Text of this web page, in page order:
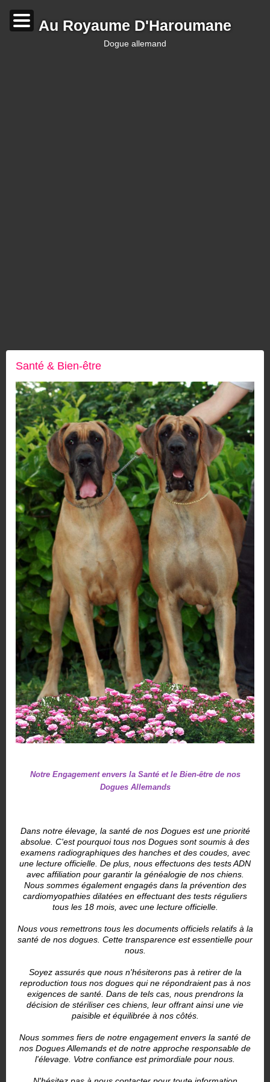
Au Royaume D'Haroumane
dogue allemand
Santé & Bien-être
Notre Engagement envers la Santé et le Bien-être de nos
Dogues Allemands
Dans notre élevage, la santé de nos Dogues est une priorité
absolue. C'est pourquoi tous nos Dogues sont soumis à des
examens radiographiques des hanches et des coudes, avec
une lecture officielle. De plus, nous effectuons des tests ADN
avec affiliation pour garantir la généalogie de nos chiens.
Nous sommes également engagés dans la prévention des
cardiomyopathies dilatées en effectuant des tests réguliers
tous les 18 mois, avec une lecture officielle.
Nous vous remettrons tous les documents officiels relatifs à la
santé de nos dogues. Cette transparence est essentielle pour
nous.
Soyez assurés que nous n'hésiterons pas à retirer de la
reproduction tous nos dogues qui ne répondraient pas à nos
exigences de santé. Dans de tels cas, nous prendrons la
décision de stériliser ces chiens, leur offrant ainsi une vie
paisible et équilibrée à nos côtés.
Nous sommes fiers de notre engagement envers la santé de
nos Dogues Allemands et de notre approche responsable de
l'élevage. Votre confiance est primordiale pour nous.